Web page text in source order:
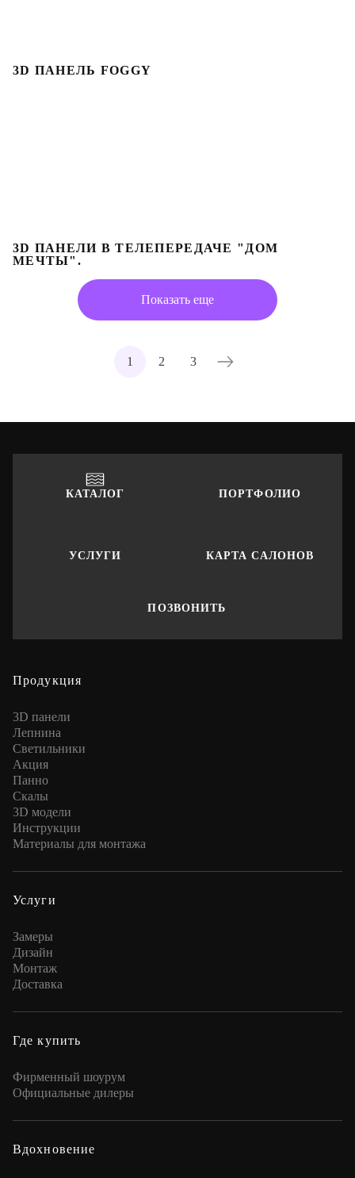
3D ПАНЕЛЬ FOGGY
3D ПАНЕЛИ В ТЕЛЕПЕРЕДАЧЕ "ДОМ
МЕЧТЫ".
Показать еще
1 2 3
КАТАЛОГ ПОРТФОЛИО
УСЛУГИ КАРТА САЛОНОВ
ПОЗВОНИТЬ
Продукция
3D панели
Лепнина
Cветильники
Акция
Панно
Скалы
3D модели
Инструкции
Материалы для монтажа
Услуги
Замеры
Дизайн
Монтаж
Доставка
Где купить
Фирменный шоурум
Официальные дилеры
Вдохновение